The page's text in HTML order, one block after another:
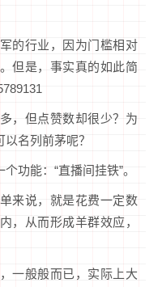
的行业，因为门槛相对
但是，事实真的如此简
，但点赞数却很少？为
名列前茅呢？
功能：“直播间挂铁”。
来说，就是花费一定数
，从而形成羊群效应，
一般般而已，实际上大